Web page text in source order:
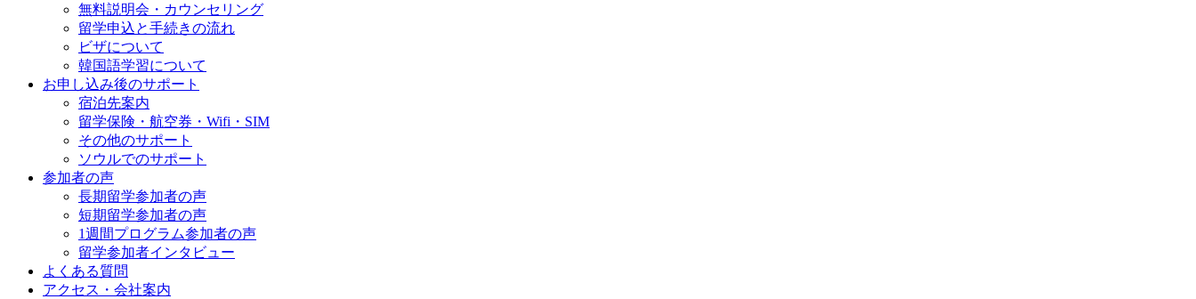
無料説明会・カウンセリング
留学申込と手続きの流れ
ビザについて
韓国語学習について
お申し込み後のサポート
宿泊先案内
留学保険・航空券・Wifi・SIM
その他のサポート
ソウルでのサポート
参加者の声
長期留学参加者の声
短期留学参加者の声
1週間プログラム参加者の声
留学参加者インタビュー
よくある質問
アクセス・会社案内